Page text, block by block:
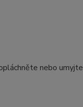
nebo umyjte